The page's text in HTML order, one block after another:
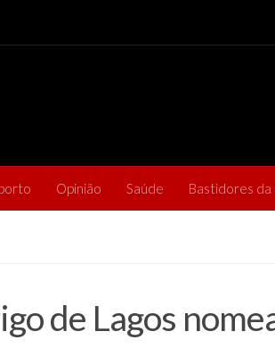
Opinião Saúde Bastidores da
de Lagos